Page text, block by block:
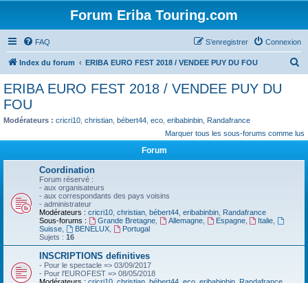
Forum Eriba Touring.com
FAQ Connexion
S’enregistrer
Index du forum ERIBA EURO FEST 2018 / VENDEE PUY DU FOU
c
ERIBA EURO FEST 2018 / VENDEE PUY DU
FOU
Modérateurs : cricri10 christian bébert44 eco eribabinbin Randafrance
Marquer tous les sous-forums comme lus
Forum
Coordination
Forum réservé :
- aux organisateurs
- aux correspondants des pays voisins
- administrateur
Modérateurs : cricri10 christian bébert44 eribabinbin Randafrance
Sous-forums :
Grande Bretagne, Allemagne, Espagne, Italie
Suisse
BENELUX,
Portugal
Sujets : 16
INSCRIPTIONS definitives
- Pour le spectacle => 03/09/2017
- Pour l'EUROFEST => 08/05/2018
Modérateurs : cricri10 christian bébert44 eco eribabinbin Randafrance